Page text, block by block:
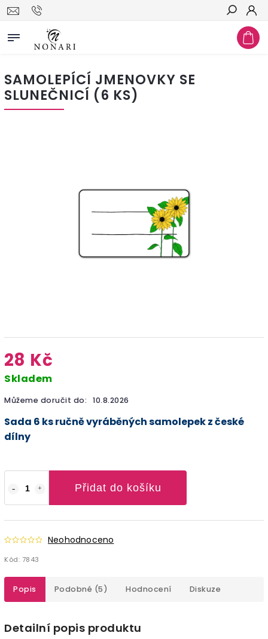
Hledat
SAMOLEPÍCÍ JMENOVKY SE
SLUNEČNICÍ (6 KS)
28 Kč
Skladem
Můžeme doručit do: 10.8.2026
Přidat do košíku
Neohodnoceno
Kód: 7843
Sada 6 ks ručně vyráběných samolepek z české
dílny
Popis Podobné (5) Hodnocení Diskuze
Detailní popis produktu